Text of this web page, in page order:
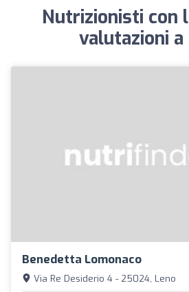
Nutrizionisti con
valutazioni a
Benedetta Lomonaco
Via Re Desiderio 4 - 25024, Leno